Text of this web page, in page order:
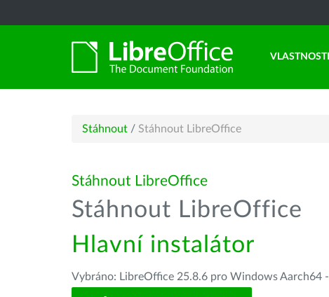
VLASTNOSTI
Stáhnout / Stáhnout LibreOffice
Stáhnout LibreOffice
Stáhnout LibreOffice
Hlavní instalátor
Vybráno: LibreOffice 25.8.6 pro Windows Aarch64 -